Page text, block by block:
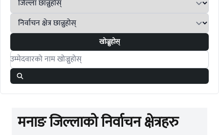
खोज्नुहोस्
Search candidates
मनाङ जिल्लाको निर्वाचन क्षेत्रहरु